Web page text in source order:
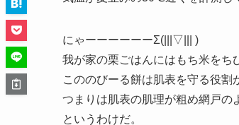
にゃーーーーーーΣ(|||▽||| )
我が家の栗ごはんにはもち米をち
こののびーる餅は肌表を守る役割
つまりは肌表の肌理が粗め網戸の
というわけだ。